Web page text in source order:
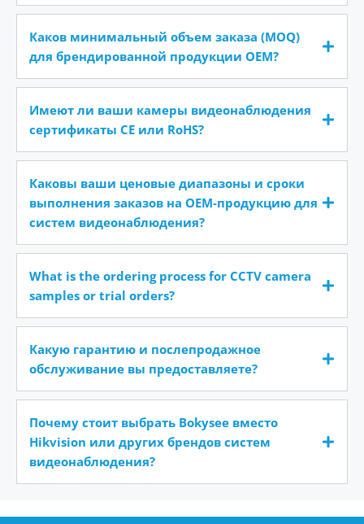
Каков минимальный объем заказа (MOQ)
для брендированной продукции OEM?
Имеют ли ваши камеры видеонаблюдения
сертификаты CE или RoHS?
Каковы ваши ценовые диапазоны и сроки
выполнения заказов на OEM-продукцию для
систем видеонаблюдения?
What is the ordering process for CCTV camera
samples or trial orders?
Какую гарантию и послепродажное
обслуживание вы предоставляете?
Почему стоит выбрать Bokysee вместо
Hikvision или других брендов систем
видеонаблюдения?